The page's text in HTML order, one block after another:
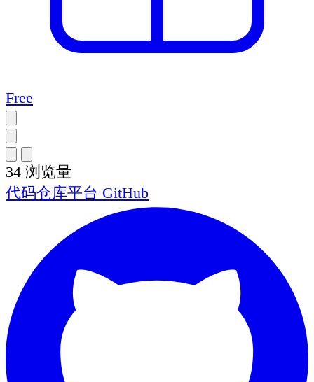
Free
34 浏览量
代码仓库平台 GitHub